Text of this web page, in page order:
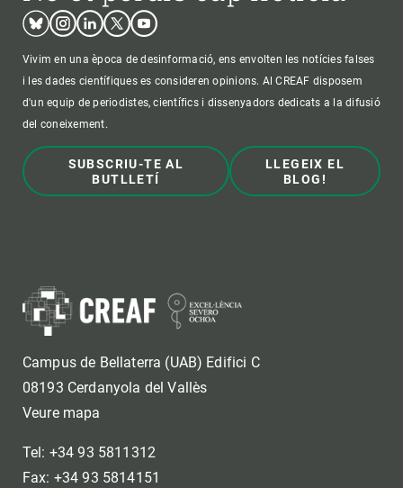
BlueskyInstagram
LinkedinTwitterYoutube
Vivim en una època de desinformació, ens envolten les notícies falses
i les dades científiques es consideren opinions. Al CREAF disposem
d'un equip de periodistes, científics i dissenyadors dedicats a la difusió
del coneixement.
SUBSCRIU-TE AL
BUTLLETÍ
LLEGEIX EL
BLOG!
Campus de Bellaterra (UAB) Edifici C
08193 Cerdanyola del Vallès
Veure mapa
Tel: +34 93 5811312
Fax: +34 93 5814151